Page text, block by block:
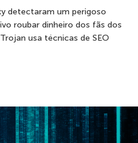
detectaram um perigoso
roubar dinheiro dos fãs dos
usa técnicas de SEO